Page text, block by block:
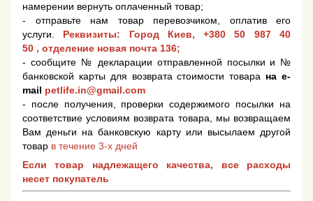
намерении вернуть оплаченный товар;
- отправьте нам товар перевозчиком, оплатив его
услуги. Реквизиты: Город Киев,+380 50 987 40
50 , отделение новая почта 136;
- сообщите № декларации отправленной посылки и №
банковской карты для возврата стоимости товара на e-
mail petlife.in@gmail.com
- после получения, проверки содержимого посылки на
соответствие условиям возврата товара, мы возвращаем
Вам деньги на банковскую карту или высылаем другой
товар в течение 3-х дней
Если товар надлежащего качества, все расходы
несет покупатель